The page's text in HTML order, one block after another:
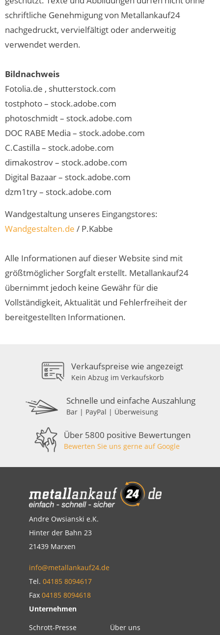
schriftliche Genehmigung von Metallankauf24
nachgedruckt, vervielfältigt oder anderweitig
verwendet werden.
Bildnachweis
Fotolia.de , shutterstock.com
tostphoto – stock.adobe.com
photoschmidt – stock.adobe.com
DOC RABE Media – stock.adobe.com
C.Castilla – stock.adobe.com
dimakostrov – stock.adobe.com
Digital Bazaar – stock.adobe.com
dzm1try – stock.adobe.com
Wandgestaltung unseres Eingangstores:
Wandgestalten.de / P.Kabbe
Alle Informationen auf dieser Website sind mit
größtmöglicher Sorgfalt erstellt. Metallankauf24
übernimmt jedoch keine Gewähr für die
Vollständigkeit, Aktualität und Fehlerfreiheit der
bereitgestellten Informationen.
Verkaufspreise wie angezeigt
Kein Abzug im Verkaufskorb
Schnelle und einfache Auszahlung
Bar | PayPal | Überweisung
Über 5800 positive Bewertungen
Bewerten Sie uns gerne auf Google
Andre Owsianski e.K.
Hinter der Bahn 23
21439 Marxen
info@metallankauf24.de
Tel. 04185 8094617
Fax 04185 8094618
Unternehmen
Schrott-Presse
Über uns